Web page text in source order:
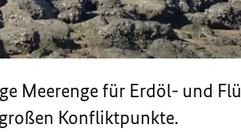
Meerenge für Erdöl- und
Konfliktpunkte.